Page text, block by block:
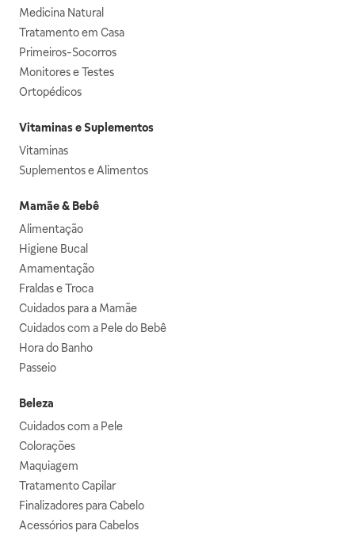
Medicina Natural
Tratamento em Casa
Primeiros-Socorros
Monitores e Testes
Ortopédicos
Vitaminas e Suplementos
Vitaminas
Suplementos e Alimentos
Mamãe & Bebê
Alimentação
Higiene Bucal
Amamentação
Fraldas e Troca
Cuidados para a Mamãe
Cuidados com a Pele do Bebê
Hora do Banho
Passeio
Beleza
Cuidados com a Pele
Colorações
Maquiagem
Tratamento Capilar
Finalizadores para Cabelo
Acessórios para Cabelos